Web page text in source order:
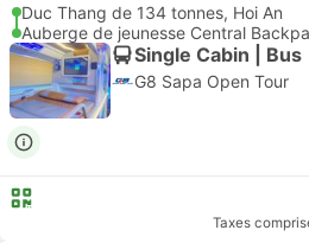
Duc Thang de 134 tonnes, Hoi An
Auberge de jeunesse Central
Single Cabin | Bus
G8 Sapa Open Tour
Taxes